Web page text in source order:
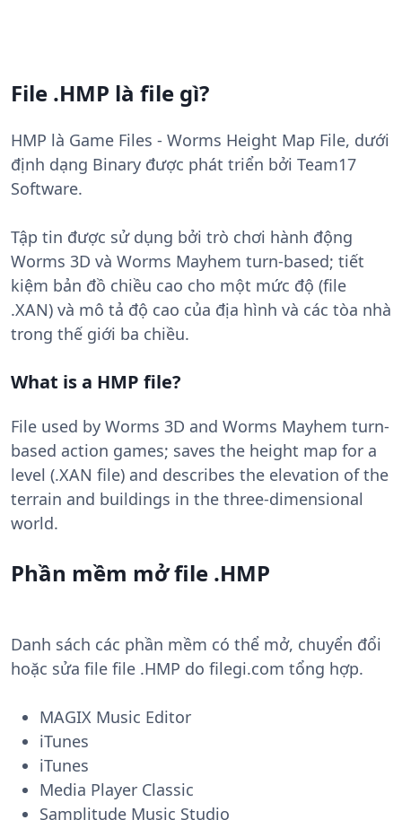
File .HMP là file gì?
HMP là Game Files - Worms Height Map File, dưới
định dạng Binary được phát triển bởi Team17
Software.
Tập tin được sử dụng bởi trò chơi hành động
Worms 3D và Worms Mayhem turn-based; tiết
kiệm bản đồ chiều cao cho một mức độ (file
.XAN) và mô tả độ cao của địa hình và các tòa nhà
trong thế giới ba chiều.
What is a HMP file?
File used by Worms 3D and Worms Mayhem turn-
based action games; saves the height map for a
level (.XAN file) and describes the elevation of the
terrain and buildings in the three-dimensional
world.
Phần mềm mở file .HMP
Danh sách các phần mềm có thể mở, chuyển đổi
hoặc sửa file file .HMP do filegi.com tổng hợp.
MAGIX Music Editor
iTunes
iTunes
Media Player Classic
Samplitude Music Studio